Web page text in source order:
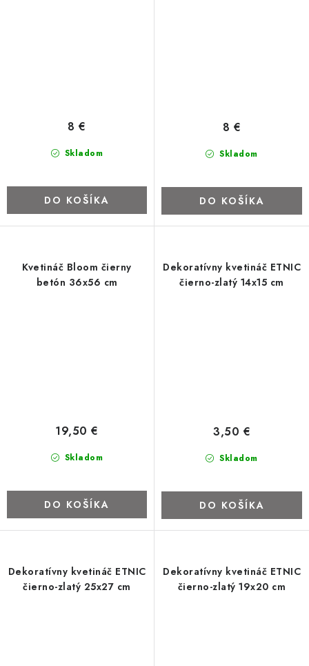
Skladom
8 €
DO KOŠÍKA
Skladom
8 €
DO KOŠÍKA
Kvetináč Bloom čierny
betón 36x56 cm
Skladom
19,50 €
DO KOŠÍKA
Dekoratívny kvetináč ETNIC
čierno-zlatý 14x15 cm
Skladom
3,50 €
DO KOŠÍKA
Dekoratívny kvetináč ETNIC
čierno-zlatý 25x27 cm
Dekoratívny kvetináč ETNIC
čierno-zlatý 19x20 cm